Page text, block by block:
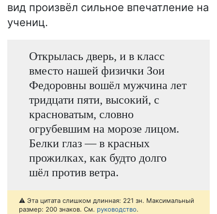
вид произвёл сильное впечатление на
учениц.
Открылась дверь, и в класс
вместо нашей физички Зои
Федоровны вошёл мужчина лет
тридцати пяти, высокий, с
красноватым, словно
огрубевшим на морозе лицом.
Белки глаз — в красных
прожилках, как будто долго
шёл против ветра.
⚠️ Эта цитата слишком длинная: 221 зн. Максимальный
размер: 200 знаков. См. руководство.